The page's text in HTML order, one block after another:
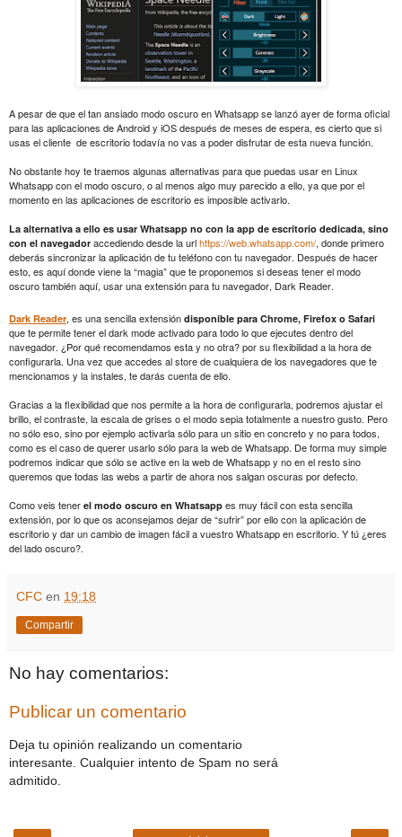
A pesar de que el tan ansiado modo oscuro en Whatsapp se lanzó ayer de forma oficial
para las aplicaciones de Android y iOS después de meses de espera, es cierto que si
usas el cliente de escritorio todavía no vas a poder disfrutar de esta nueva función.
No obstante hoy te traemos algunas alternativas para que puedas usar en Linux
Whatsapp con el modo oscuro, o al menos algo muy parecido a ello, ya que por el
momento en las aplicaciones de escritorio es imposible activarlo.
La alternativa a ello es usar Whatsapp no con la app de escritorio dedicada, sino
con el navegador accediendo desde la urlhttps://web.whatsapp.com/, donde primero
deberás sincronizar la aplicación de tu teléfono con tu navegador. Después de hacer
esto, es aquí donde viene la “magia” que te proponemos si deseas tener el modo
oscuro también aquí, usar una extensión para tu navegador, Dark Reader.
Dark Reader, es una sencilla extensión disponible para Chrome, Firefox o Safari
que te permite tener el dark mode activado para todo lo que ejecutes dentro del
navegador. ¿Por qué recomendamos esta y no otra? por su flexibilidad a la hora de
configurarla. Una vez que accedes al store de cualquiera de los navegadores que te
mencionamos y la instales, te darás cuenta de ello.
Gracias a la flexibilidad que nos permite a la hora de configurarla, podremos ajustar el
brillo, el contraste, la escala de grises o el modo sepia totalmente a nuestro gusto. Pero
no sólo eso, sino por ejemplo activarla sólo para un sitio en concreto y no para todos,
como es el caso de querer usarlo sólo para la web de Whatsapp. De forma muy simple
podremos indicar que sólo se active en la web de Whatsapp y no en el resto sino
queremos que todas las webs a partir de ahora nos salgan oscuras por defecto.
Como veis tener el modo oscuro en Whatsapp es muy fácil con esta sencilla
extensión, por lo que os aconsejamos dejar de “sufrir” por ello con la aplicación de
escritorio y dar un cambio de imagen fácil a vuestro Whatsapp en escritorio. Y tú ¿eres
del lado oscuro?.
CFC en 19:18
Compartir
No hay comentarios:
Publicar un comentario
Deja tu opinión realizando un comentario
interesante. Cualquier intento de Spam no será
admitido.